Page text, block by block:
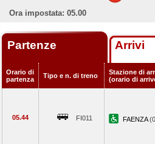
Ora impostata: 05.00
Partenze Arrivi
Orario di
partenza
Tipo e n. di treno
Stazione di
(orario di
05.44 FI011 FAENZA